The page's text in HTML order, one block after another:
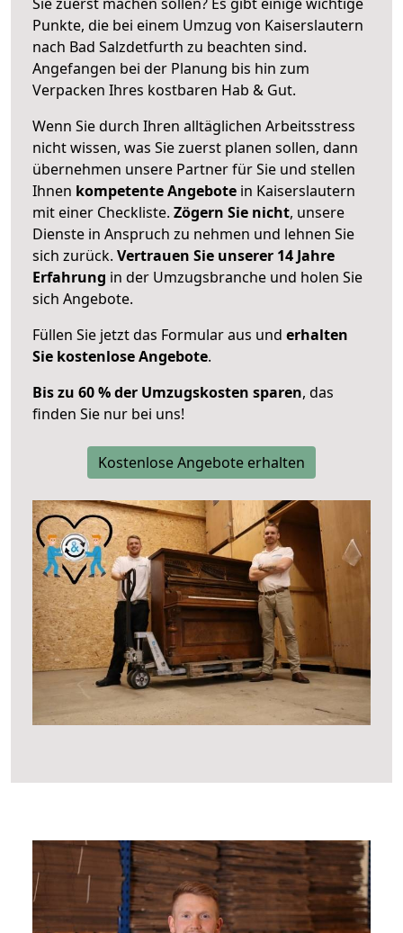
Punkte, die bei einem Umzug von Kaiserslautern
nach Bad Salzdetfurth zu beachten sind.
Angefangen bei der Planung bis hin zum
Verpacken Ihres kostbaren Hab & Gut.
Wenn Sie durch Ihren alltäglichen Arbeitsstress
nicht wissen, was Sie zuerst planen sollen, dann
übernehmen unsere Partner für Sie und stellen
Ihnen kompetente Angebote in Kaiserslautern
mit einer Checkliste. Zögern Sie nicht, unsere
Dienste in Anspruch zu nehmen und lehnen Sie
sich zurück. Vertrauen Sie unserer 14 Jahre
Erfahrung in der Umzugsbranche und holen Sie
sich Angebote.
Füllen Sie jetzt das Formular aus und erhalten
Sie kostenlose Angebote.
Bis zu 60 % der Umzugskosten sparen, das
finden Sie nur bei uns!
Kostenlose Angebote erhalten